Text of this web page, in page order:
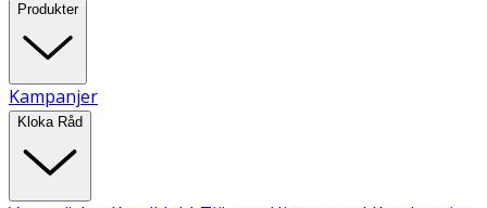
Produkter
Kampanjer
Kloka Råd